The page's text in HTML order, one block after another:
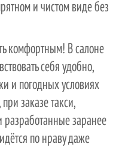
и чистом виде без
комфортным! В салоне
себя удобно,
и погодных условиях
заказе такси,
разработанные заранее
по нраву даже